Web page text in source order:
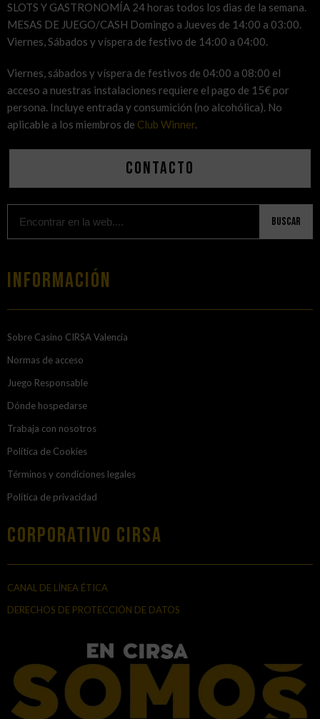
SLOTS Y GASTRONOMÍA 24 horas todos los dias de la semana.
MESAS DE JUEGO/CASH Domingo a Jueves de 14:00 a 03:00.
Viernes, Sábados y víspera de festivo de 14:00 a 04:00.
Viernes, sábados y víspera de festivos de 04:00 a 08:00 el
acceso a nuestras instalaciones requiere el pago de 15€ por
persona. Incluye entrada y consumición (no alcohólica). No
aplicable a los miembros de Club Winner.
Contacto
Buscar
Información
Sobre Casino CIRSA Valencia
Normas de acceso
Juego Responsable
Dónde hospedarse
Trabaja con nosotros
Política de Cookies
Términos y condiciones legales
Política de privacidad
Corporativo Cirsa
CANAL DE LÍNEA ÉTICA
DERECHOS DE PROTECCIÓN DE DATOS